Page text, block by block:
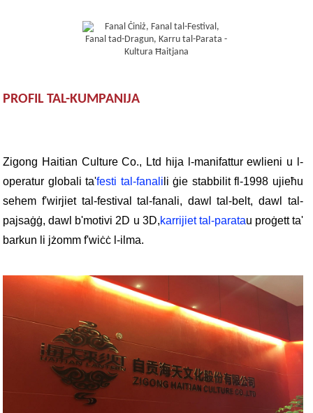
PROFIL TAL-KUMPANIJA
Zigong Haitian Culture Co., Ltd hija l-manifattur ewlieni u l-
operatur globali ta'festi tal-fanali li ġie stabbilit fl-1998 ujieħu
sehem f'wirjiet tal-festival tal-fanali, dawl tal-belt, dawl tal-
pajsaġġ, dawl b'motivi 2D u 3D,karrijiet tal-paratau proġett ta'
barkun li jżomm f'wiċċ l-ilma.